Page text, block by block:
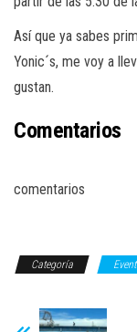
Así que ya sabes
Yonic´s, me voy a
gustan.
Comentarios
comentarios
Categoría